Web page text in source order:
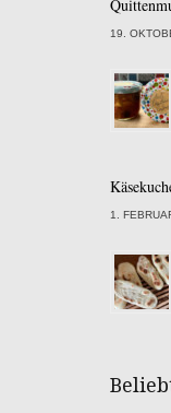
19.
1.